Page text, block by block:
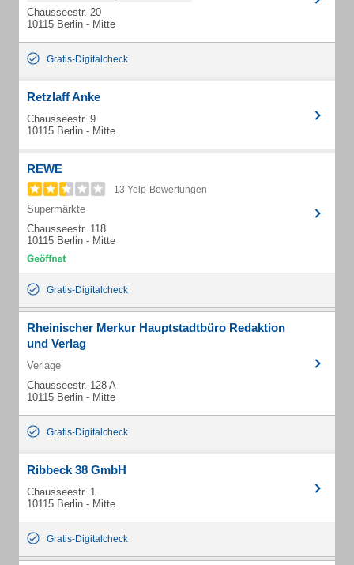
Chausseestr. 20
10115 Berlin - Mitte
Gratis-Digitalcheck
Retzlaff Anke
Chausseestr. 9
10115 Berlin - Mitte
REWE
13 Yelp-Bewertungen
Supermärkte
Chausseestr. 118
10115 Berlin - Mitte
Gratis-Digitalcheck
Rheinischer Merkur Hauptstadtbüro Redaktion
und Verlag
Verlage
Chausseestr. 128 A
10115 Berlin - Mitte
Gratis-Digitalcheck
Ribbeck 38 GmbH
Chausseestr. 1
10115 Berlin - Mitte
Gratis-Digitalcheck